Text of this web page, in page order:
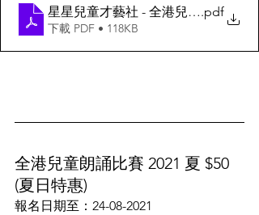
星星兒童才藝社 - 全港兒童朗誦比賽
.pdf
下載 PDF • 118KB
全港兒童朗誦比賽 2021 夏 $50
(夏日特惠)
報名日期至：24-08-2021